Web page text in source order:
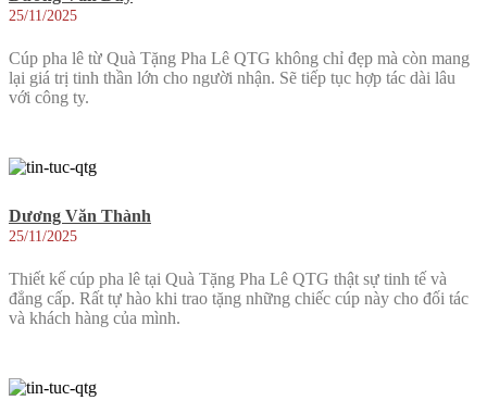
25/11/2025
Cúp pha lê từ Quà Tặng Pha Lê QTG không chỉ đẹp mà còn mang
lại giá trị tinh thần lớn cho người nhận. Sẽ tiếp tục hợp tác dài lâu
với công ty.
Dương Văn Thành
25/11/2025
Thiết kế cúp pha lê tại Quà Tặng Pha Lê QTG thật sự tinh tế và
đẳng cấp. Rất tự hào khi trao tặng những chiếc cúp này cho đối tác
và khách hàng của mình.